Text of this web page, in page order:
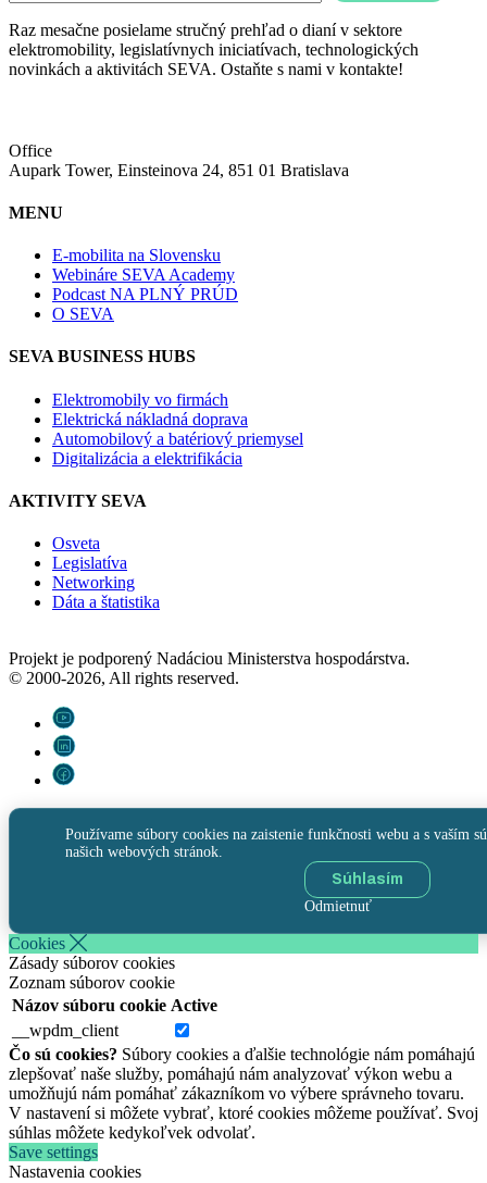
Raz mesačne posielame stručný prehľad o dianí v sektore
elektromobility, legislatívnych iniciatívach, technologických
novinkách a aktivitách SEVA. Ostaňte s nami v kontakte!
Office
Aupark Tower, Einsteinova 24, 851 01 Bratislava
MENU
E-mobilita na Slovensku
Webináre SEVA Academy
Podcast NA PLNÝ PRÚD
O SEVA
SEVA BUSINESS HUBS
Elektromobily vo firmách
Elektrická nákladná doprava
Automobilový a batériový priemysel
Digitalizácia a elektrifikácia
AKTIVITY SEVA
Osveta
Legislatíva
Networking
Dáta a štatistika
Projekt je podporený Nadáciou Ministerstva hospodárstva.
© 2000-2026, All rights reserved.
Používame súbory cookies na zaistenie funkčnosti webu a s vaším
našich webových stránok.
Súhlasím
Odmietnuť
Cookies
Zásady súborov cookies
Zoznam súborov cookie
Názov súboru cookie Active
__wpdm_client
Čo sú cookies? Súbory cookies a ďalšie technológie nám pomáhajú
zlepšovať naše služby, pomáhajú nám analyzovať výkon webu a
umožňujú nám pomáhať zákazníkom vo výbere správneho tovaru.
V nastavení si môžete vybrať, ktoré cookies môžeme používať. Svoj
súhlas môžete kedykoľvek odvolať.
Save settings
Nastavenia cookies